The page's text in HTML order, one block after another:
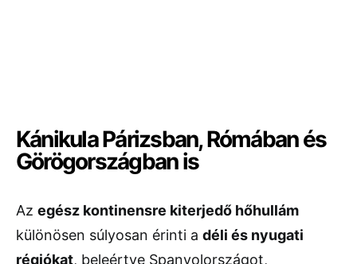
Kánikula Párizsban, Rómában és
Görögországban is
Az egész kontinensre kiterjedő hőhullám
különösen súlyosan érinti a déli és nyugati
régiókat, beleértve Spanyolországot,